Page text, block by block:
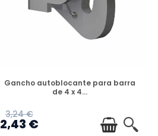
DISPONIBLE
Gancho autoblocante para barra
de 4 x 4...
3,24 €
2,43 €